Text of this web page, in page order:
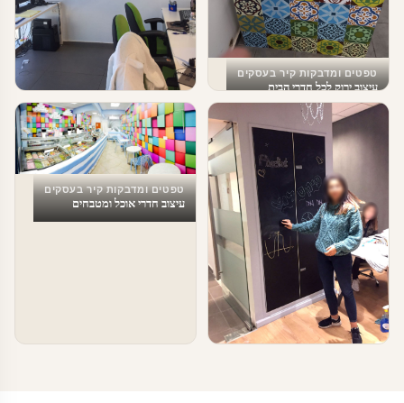
טפטים ומדבקות קיר בעסקים
עיצוב ירוק לכל חדרי הבית
טפטים ומדבקות קיר בעסקים
מדבקת לוח מחיק למשרדים
טפטים ומדבקות קיר בעסקים
עיצוב חדרי אוכל ומטבחים